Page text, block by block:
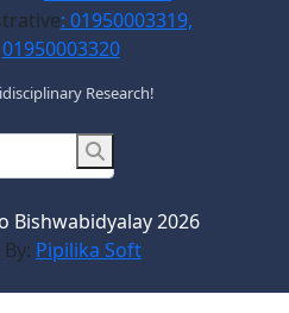
: 01950003319,
01950003320
Research!
Bishwabidyalay 2026
Pipilika Soft